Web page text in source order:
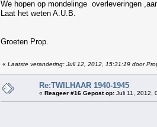
We hopen op mondelinge overleveringen
Laat het weten A.U.B.
Groeten Prop.
« Laatste verandering: Juli 12, 2012, 15:31:19 door
Re:TWILHAAR 1940-1945
« Reageer #16 Gepost op: Juli 11, 2012,